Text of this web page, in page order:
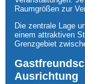
Raumgrößen zur
Die zentrale Lage
einem attraktiven
Grenzgebiet
Ausrichtung